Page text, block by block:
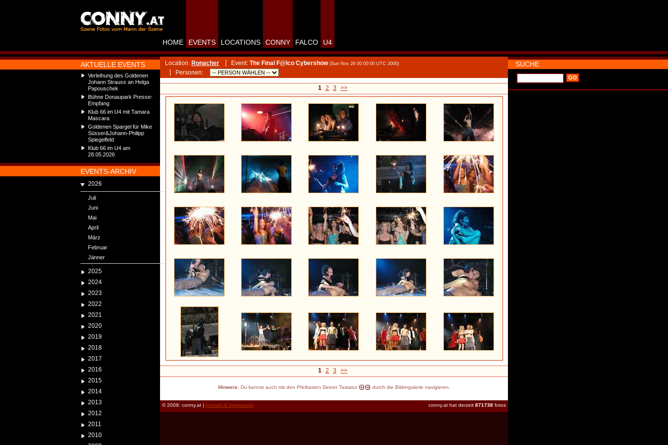
AKTUELLE EVENTS
Verleihung des Goldenen
Johann Strauss an Helga
Papouschek
Bühne Donaupark Presse-
Empfang
Klub 66 im U4 mit Tamara
Mascara
Goldenen Spargel für Mike
Süsser&Johann-Philipp
Spiegelfeld
Klub 66 im U4 am
28.05.2026
EVENTS-ARCHIV
2026
Juli
Juni
Mai
April
März
Februar
Jänner
2025
2024
2023
2022
2021
2020
2019
2018
2017
2016
2015
2014
2013
2012
2011
2010
HOME EVENTS LOCATIONS CONNY FALCO U4
Location: Ronacher Event: The Final F@lco Cybershow (Sun Nov 26 00:00:00 UTC 2000)
Personen:
1 2 3 >>
1 2 3 >>
Hinweis:Du kannst auch mit den Pfeiltasten Deiner Tastatur durch die Bildergalerie navigieren.
conny.at hat derzeit 871738 fotos
© 2008: conny.at | kontakt & impressum
SUCHE